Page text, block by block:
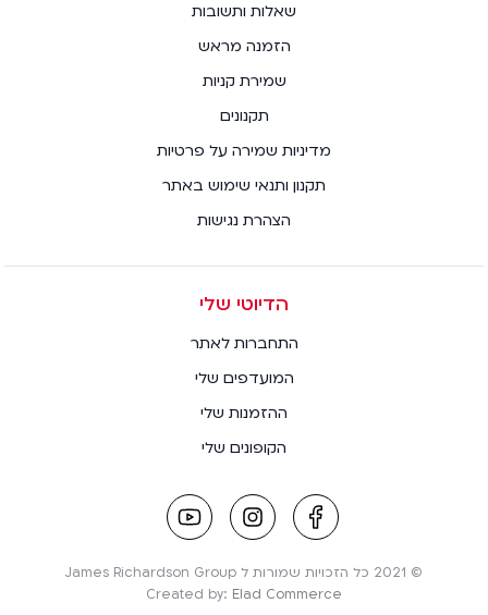
שאלות ותשובות
הזמנה מראש
שמירת קניות
תקנונים
מדיניות שמירה על פרטיות
תקנון ותנאי שימוש באתר
הצהרת נגישות
הדיוטי שלי
התחברות לאתר
המועדפים שלי
ההזמנות שלי
הקופונים שלי
facebook
link
instagram
link
© 2021 כל הזכויות שמורות ל James Richardson Group
Created by: Elad Commerce